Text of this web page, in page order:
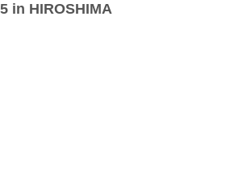
in HIROSHIMA